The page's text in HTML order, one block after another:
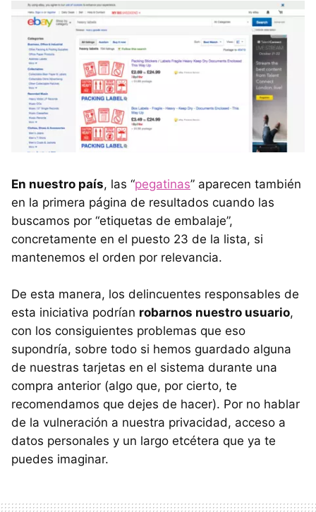
En nuestro país, las “pegatinas” aparecen también
en la primera página de resultados cuando las
buscamos por “etiquetas de embalaje”,
concretamente en el puesto 23 de la lista, si
mantenemos el orden por relevancia.
De esta manera, los delincuentes responsables de
esta iniciativa podrían robarnos nuestro usuario,
con los consiguientes problemas que eso
supondría, sobre todo si hemos guardado alguna
de nuestras tarjetas en el sistema durante una
compra anterior (algo que, por cierto, te
recomendamos que dejes de hacer). Por no hablar
de la vulneración a nuestra privacidad, acceso a
datos personales y un largo etcétera que ya te
puedes imaginar.